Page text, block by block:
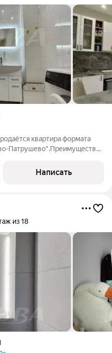
квартира формата
Патрушево".Преимущества
не будут промерзать как в
Написать
из 18